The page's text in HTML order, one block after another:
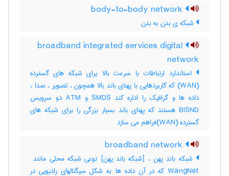
شبکه ی بدن به بدن
broadband integrated services digital
network
استاندارد ارتباطات با سرعت بالا برای شبکه های گسترده
(WAN) که کاربردهایی با پهنای باند بالا همچون ، تصویر ، صدا ،
داده ها و گرافیک را اداره کند SMDS و ATM دو سرویس
BISND هستند که پهنای باند بسیار بزرگی را برای شبکه های
گسترده (WAN)فراهم می سازد
WangNet که در آن داده ها به شکل سیگنالهای رادیویی در